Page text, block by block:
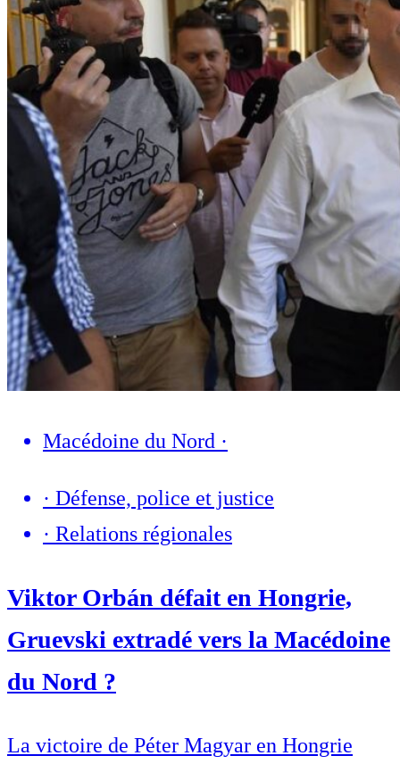
Macédoine du Nord ·
· Défense, police et justice
· Relations régionales
Viktor Orbán défait en Hongrie,
Gruevski extradé vers la Macédoine
du Nord ?
La victoire de Péter Magyar en Hongrie